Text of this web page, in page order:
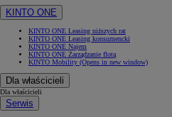
KINTO ONE
KINTO ONE Leasing niższych rat
KINTO ONE Leasing konsumencki
KINTO ONE Najem
KINTO ONE Zarządzanie flotą
KINTO Mobility (Opens in new window)
Dla właścicieli
Dla właścicieli
Serwis